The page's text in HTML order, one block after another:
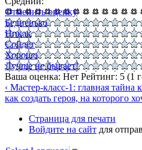
Отменить оценку
Бедненько
Никак
Сойдёт
Хорошо
Лучше не бывает!
Ваша оценка: Нет Рейтинг: 5 (1
‹ Мастер-класс-1: главная тайна
как создать героя, на которого
Страница для печати
Войдите на сайт для